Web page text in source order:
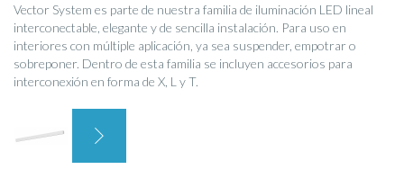
Vector System es parte de nuestra familia de iluminación LED lineal
interconectable, elegante y de sencilla instalación. Para uso en
interiores con múltiple aplicación, ya sea suspender, empotrar o
sobreponer. Dentro de esta familia se incluyen accesorios para
interconexión en forma de X, L y T.